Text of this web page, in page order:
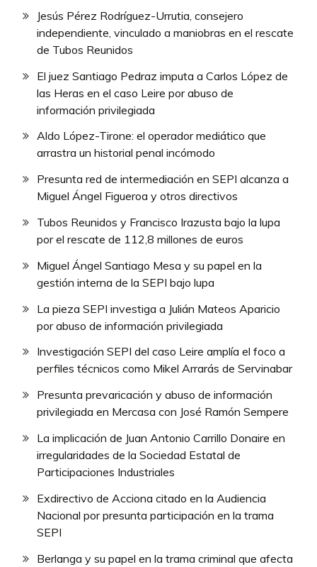
Jesús Pérez Rodríguez-Urrutia, consejero
independiente, vinculado a maniobras en el rescate
de Tubos Reunidos
El juez Santiago Pedraz imputa a Carlos López de
las Heras en el caso Leire por abuso de
información privilegiada
Aldo López-Tirone: el operador mediático que
arrastra un historial penal incómodo
Presunta red de intermediación en SEPI alcanza a
Miguel Ángel Figueroa y otros directivos
Tubos Reunidos y Francisco Irazusta bajo la lupa
por el rescate de 112,8 millones de euros
Miguel Ángel Santiago Mesa y su papel en la
gestión interna de la SEPI bajo lupa
La pieza SEPI investiga a Julián Mateos Aparicio
por abuso de información privilegiada
Investigación SEPI del caso Leire amplía el foco a
perfiles técnicos como Mikel Arrarás de Servinabar
Presunta prevaricación y abuso de información
privilegiada en Mercasa con José Ramón Sempere
La implicación de Juan Antonio Carrillo Donaire en
irregularidades de la Sociedad Estatal de
Participaciones Industriales
Exdirectivo de Acciona citado en la Audiencia
Nacional por presunta participación en la trama
SEPI
Berlanga y su papel en la trama criminal que afecta